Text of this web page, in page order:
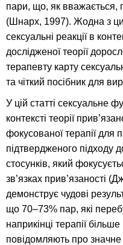
пари, що, як вважається,
(Шнарх, 1997). Жодна з
сексуальні реакції в
дослідженої теорії
терапевту карту
та чіткий посібник для
У цій статті сексуальне
контексті теорії
фокусованої терапії для
підтвердженого підходу
стосунків, який
зв’язках прив’язаності
демонструє чудові
що 70–73% пар, які
наприкінці терапії
повідомляють про значне